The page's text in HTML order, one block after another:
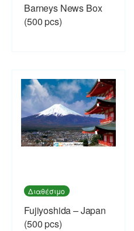
Barneys News Box
(500 pcs)
Διαθέσιμο
Fujiyoshida – Japan
(500 pcs)